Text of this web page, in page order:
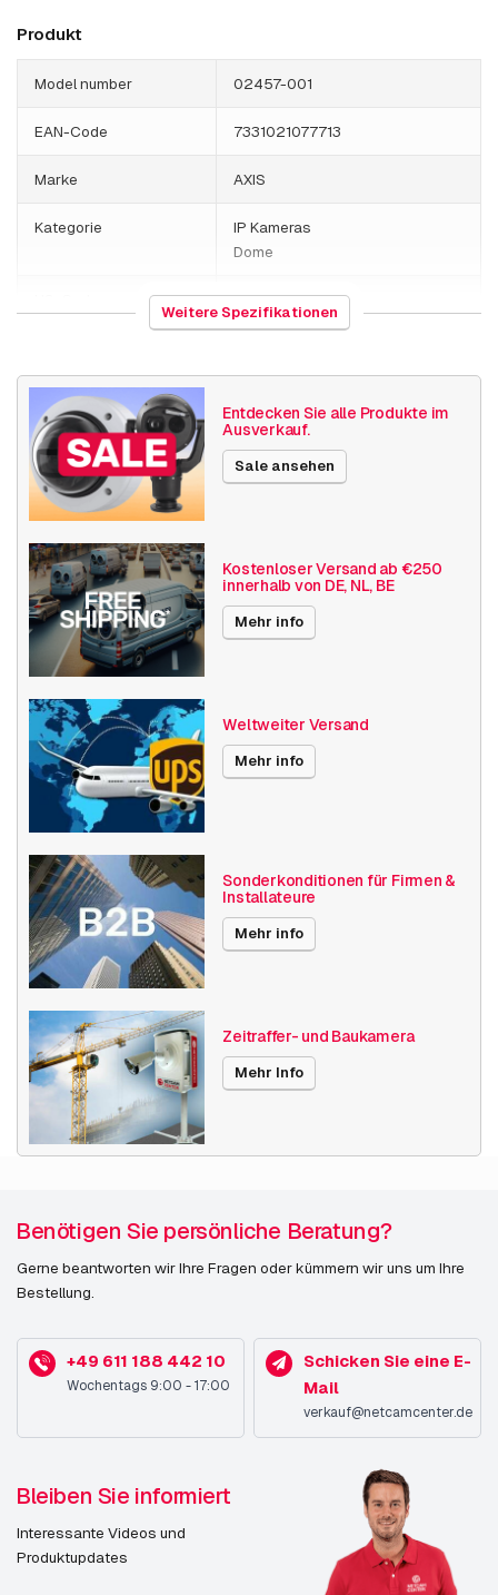
Produkt
Model number 02457-001
EAN-Code 7331021077713
Marke AXIS
Kategorie
IP Kameras
Dome
852589
Gewicht
Größe (lxbxh)
Kamera Eigenschaften
Indoor Kamera
Auflösung 5MP - 7MP
Axis Serien M30
Maximaler Blickwinkel
Videokompression
H264
H265
MJPEG
Branchen und
Anwendungen
Veröffentlichungsdatum 08.08.2022
Weitere Spezifikationen
Entdecken Sie alle Produkte im
Ausverkauf.
Sale ansehen
Kostenloser Versand ab €250
innerhalb von DE, NL, BE
Mehr info
Weltweiter Versand
Mehr info
Sonderkonditionen für Firmen &
Installateure
Mehr info
Zeitraffer- und Baukamera
Mehr Info
Benötigen Sie persönliche Beratung?
Gerne beantworten wir Ihre Fragen oder kümmern wir uns um Ihre
Bestellung.
+49 611 188 442 10
Wochentags 9:00 - 17:00
Schicken Sie eine E-
Mail
verkauf@netcamcenter.de
Bleiben Sie informiert
Interessante Videos und
Produktupdates